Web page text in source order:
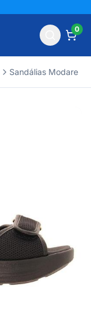
0
Sandálias Modare